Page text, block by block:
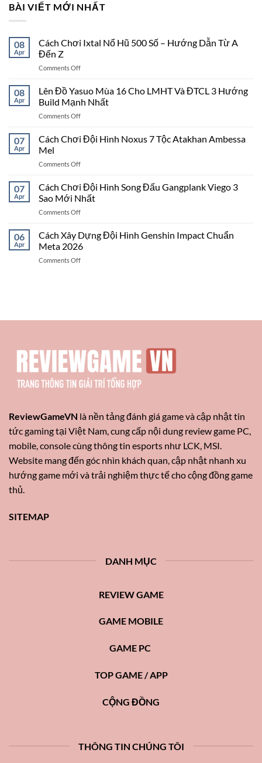
BÀI VIẾT MỚI NHẤT
08
Apr
Cách Chơi Ixtal Nổ Hũ 500 Số – Hướng Dẫn Từ A
Đến Z
Comments Offon
Nổ
Hũ
Số
A
Đến
08
Apr
Lên Đồ Yasuo Mùa 16 Cho LMHT Và ĐTCL 3 Hướng
Build Mạnh Nhất
Comments Offon
Đồ
Yasuo
16
LMHT
Và
Build
Mạnh
07
Apr
Cách Chơi Đội Hình Noxus 7 Tộc Atakhan Ambessa
Mel
Comments Offon
Chơi
Đội
Hình
Noxus
Tộc
Atakhan
07
Apr
Cách Chơi Đội Hình Song Đấu Gangplank Viego 3
Sao Mới Nhất
Comments Offon
Chơi
Đội
Hình
Song
Mới
06
Apr
Cách Xây Dựng Đội Hình Genshin Impact Chuẩn
Meta 2026
Comments Offon
Genshin
Meta
2026
ReviewGameVN là nền tảng đánh giá game và cập nhật tin
tức gaming tại Việt Nam, cung cấp nội dung review game PC,
mobile, console cùng thông tin esports như LCK, MSI.
Website mang đến góc nhìn khách quan, cập nhật nhanh xu
hướng game mới và trải nghiệm thực tế cho cộng đồng game
thủ.
SITEMAP
DANH MỤC
REVIEW GAME
GAME MOBILE
GAME PC
TOP GAME / APP
CỘNG ĐỒNG
THÔNG TIN CHÚNG TÔI